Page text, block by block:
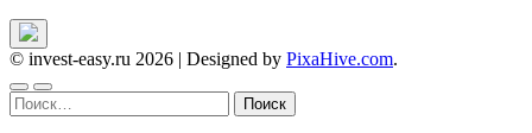
© invest-easy.ru 2026 | Designed by PixaHive.com.
Найти: